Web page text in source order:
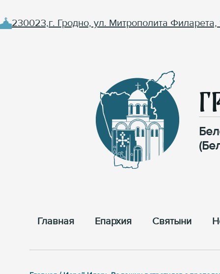
230023,г. Гродно, ул. Митрополита Филарета,
Главная Епархия Cвятыни